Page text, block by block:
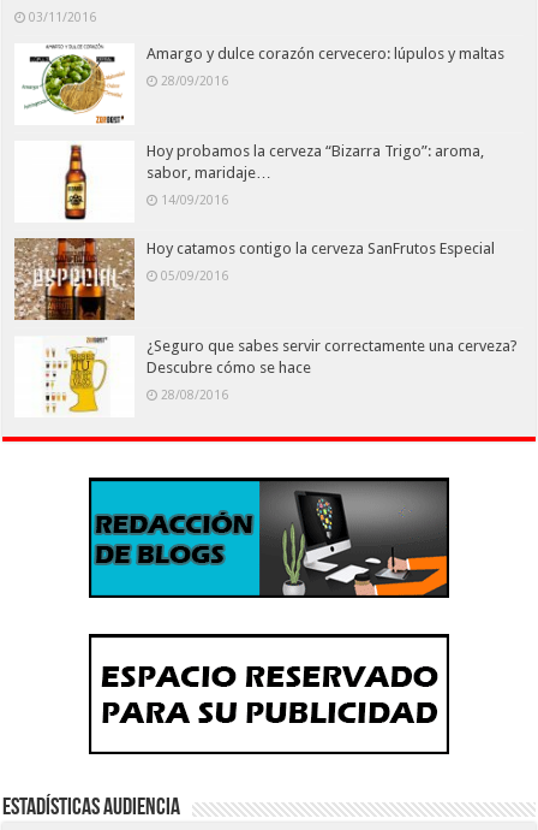
03/11/2016
Amargo y dulce corazón cervecero: lúpulos y maltas
28/09/2016
Hoy probamos la cerveza “Bizarra Trigo”: aroma,
sabor, maridaje…
14/09/2016
Hoy catamos contigo la cerveza SanFrutos Especial
05/09/2016
¿Seguro que sabes servir correctamente una cerveza?
Descubre cómo se hace
28/08/2016
Estadísticas Audiencia